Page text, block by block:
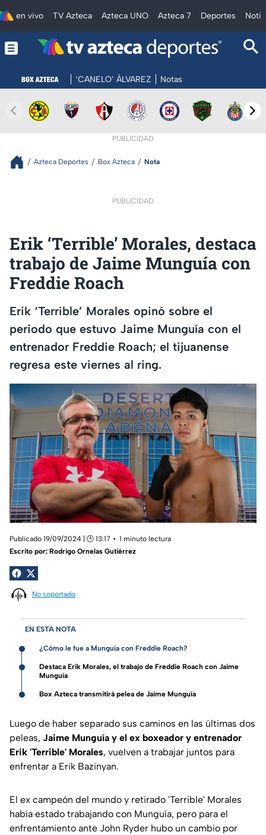
en vivo TV Azteca Azteca UNO Azteca 7 Deportes
‘CANELO’ ÁLVAREZ Notas
PUBLICIDAD
Azteca Deportes Box Azteca Nota
PUBLICIDAD
Erik ‘Terrible’ Morales, destaca
trabajo de Jaime Munguía con
Freddie Roach
Erik ‘Terrible’ Morales opinó sobre el
periodo que estuvo Jaime Munguía con el
entrenador Freddie Roach; el tijuanense
regresa este viernes al ring.
Publicado 19/09/2024 | 🕑 13:17
1 minuto lectura
Escrito por: Rodrigo Ornelas Gutiérrez
No soportado
EN ESTA NOTA
¿Cómo le fue a Munguía con Freddie Roach?
Destaca Erik Morales, el trabajo de Freddie Roach con Jaime
Munguía
Box Azteca transmitirá pelea de Jaime Munguía
Luego de haber separado sus caminos en las últimas dos
peleas, Jaime Munguía y el ex boxeador y entrenador
Erik 'Terrible' Morales, vuelven a trabajar juntos para
enfrentar a Erik Bazinyan.
El ex campeón del mundo y retirado 'Terrible' Morales
había estado trabajando con Munguía, pero para el
enfrentamiento ante John Ryder hubo un cambio por